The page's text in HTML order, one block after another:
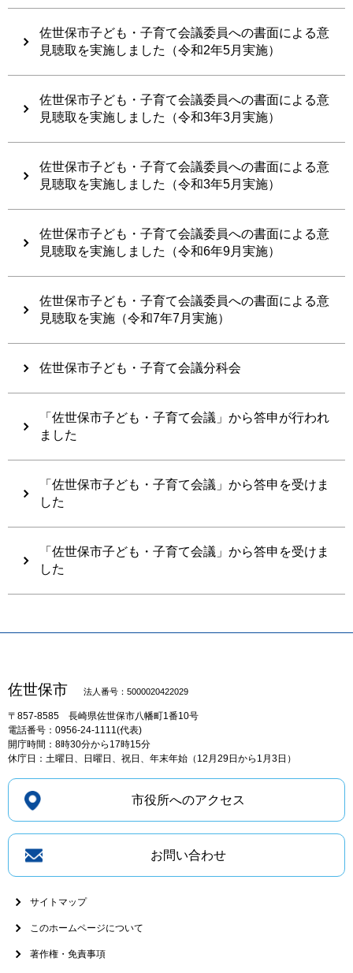
佐世保市子ども・子育て会議委員への書面による意
見聴取を実施しました（令和2年5月実施）
佐世保市子ども・子育て会議委員への書面による意
見聴取を実施しました（令和3年3月実施）
佐世保市子ども・子育て会議委員への書面による意
見聴取を実施しました（令和3年5月実施）
佐世保市子ども・子育て会議委員への書面による意
見聴取を実施しました（令和6年9月実施）
佐世保市子ども・子育て会議委員への書面による意
見聴取を実施（令和7年7月実施）
佐世保市子ども・子育て会議分科会
「佐世保市子ども・子育て会議」から答申が行われ
ました
「佐世保市子ども・子育て会議」から答申を受けま
した
「佐世保市子ども・子育て会議」から答申を受けま
した
佐世保市 法人番号：5000020422029
〒857-8585 長崎県佐世保市八幡町1番10号
電話番号：0956-24-1111(代表)
開庁時間：8時30分から17時15分
休庁日：土曜日、日曜日、祝日、年末年始（12月29日から1月3日）
市役所へのアクセス
お問い合わせ
サイトマップ
このホームページについて
著作権・免責事項